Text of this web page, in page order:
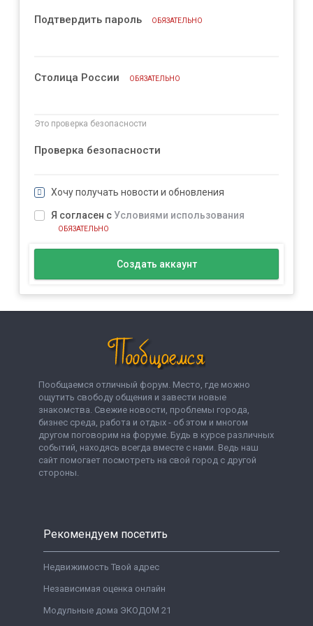
Подтвердить пароль ОБЯЗАТЕЛЬНО
Столица России ОБЯЗАТЕЛЬНО
Это проверка безопасности
Проверка безопасности
Хочу получать новости и обновления
Я согласен сУсловиями использования
ОБЯЗАТЕЛЬНО
Создать аккаунт
Пообщаемся отличный форум. Место, где можно
ощутить свободу общения и завести новые
знакомства. Свежие новости, проблемы города,
бизнес среда, работа и отдых - об этом и многом
другом поговорим на форуме. Будь в курсе различных
событий, находясь всегда вместе с нами. Ведь наш
сайт помогает посмотреть на свой город с другой
стороны.
Рекомендуем посетить
Недвижимость Твой адрес
Независимая оценка онлайн
Модульные дома ЭКОДОМ 21